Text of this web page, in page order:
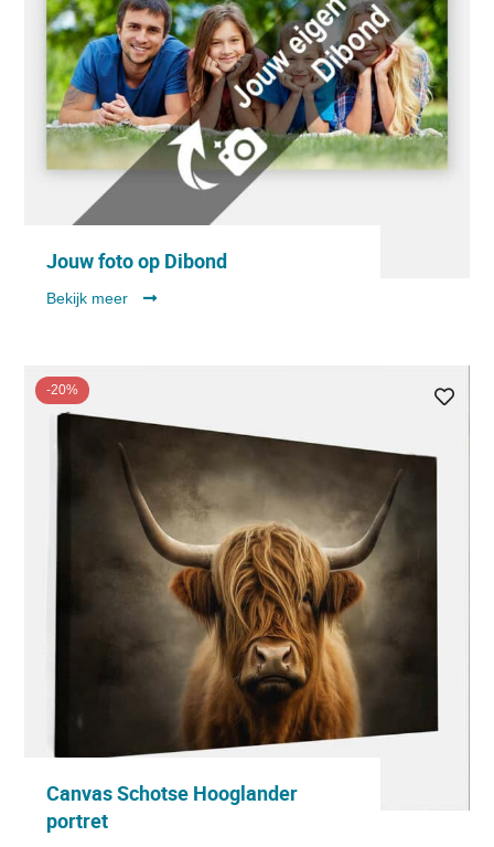
Jouw foto op Dibond
Bekijk meer
-20%
Canvas Schotse Hooglander
portret